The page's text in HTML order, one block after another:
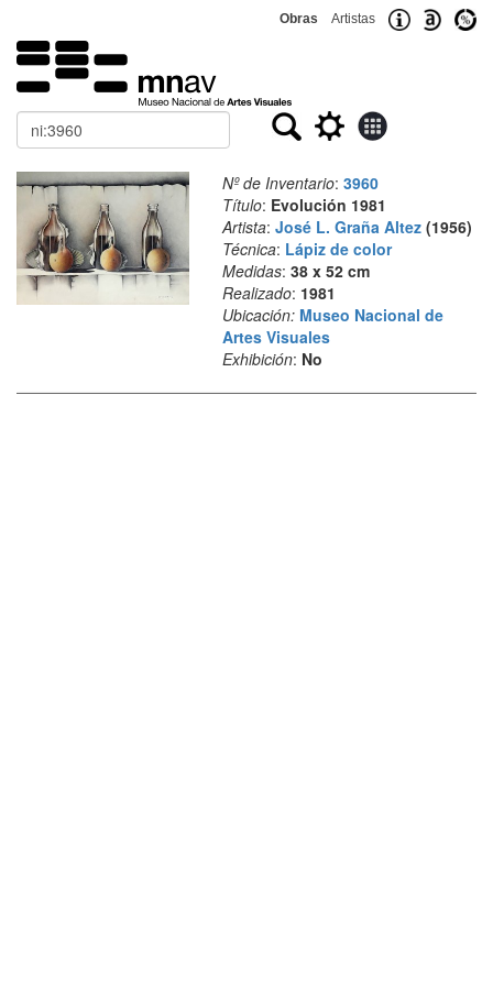
Obras Artistas
Buscar
Nº de Inventario: 3960
Título: Evolución 1981
Artista: José L. Graña Altez(1956)
Técnica: Lápiz de color
Medidas: 38 x 52 cm
Realizado: 1981
Ubicación: Museo Nacional de
Artes Visuales
Exhibición: No